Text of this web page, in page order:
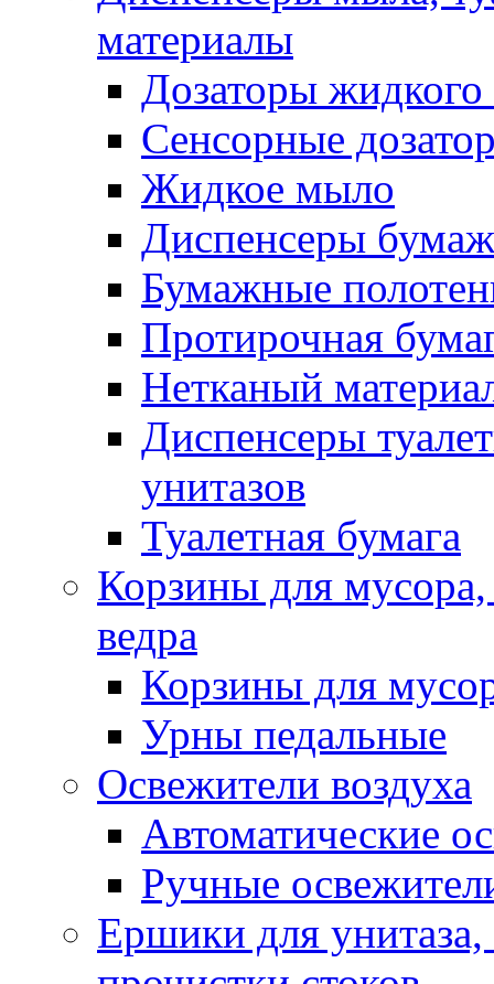
материалы
Дозаторы
Сенсорные
Жидкое мыло
Диспенсеры
Бумажные
Протирочная
Нетканый
Диспенсеры
унитазов
Туалетная бумага
Корзины для
ведра
Корзины для
Урны педальные
Освежители воздуха
Автоматические
Ручные
Ершики для